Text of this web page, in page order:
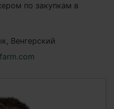
по закупкам в
Венгерский